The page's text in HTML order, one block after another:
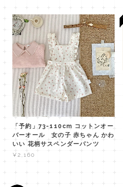
「予約」73-110cm コットンオー
バーオール 女の子 赤ちゃん かわ
いい 花柄サスペンダーパンツ
¥2,160